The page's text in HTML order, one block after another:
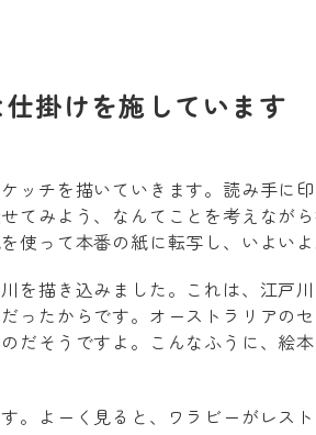
掛けを施しています
ッチを描いていきます。読み手に
てみよう、なんてことを考えなが
使って本番の紙に転写し、いよいよ
を描き込みました。これは、江戸
ったからです。オーストラリアの
だそうですよ。こんなふうに、絵
。よーく見ると、ワラビーがレス